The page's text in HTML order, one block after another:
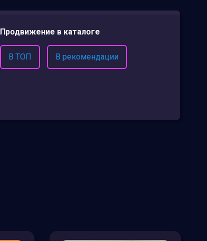
Продвижение в каталоге
В ТОП В рекомендации